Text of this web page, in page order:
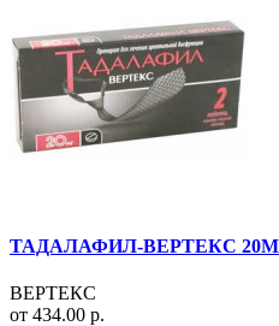
ТАДАЛАФИЛ-ВЕРТЕКС
ВЕРТЕКС
от 434.00 р.